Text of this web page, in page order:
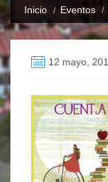
Inicio Eventos
12 mayo,